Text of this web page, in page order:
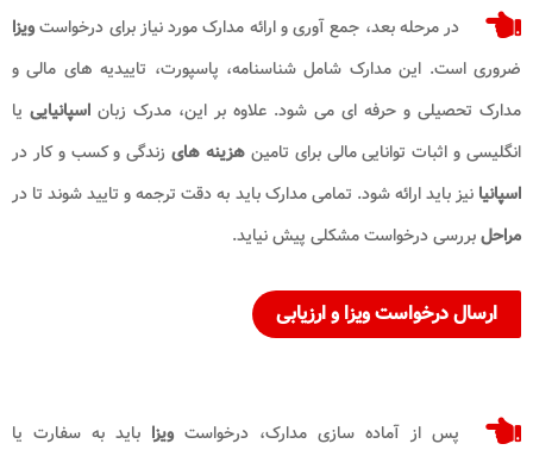
در مرحله بعد، جمع آوری و ارائه مدارک مورد نیاز برای درخواستویزا
ضروری است. این مدارک شامل شناسنامه، پاسپورت، تاییدیه های مالی و
مدارک تحصیلی و حرفه ای می شود. علاوه بر این، مدرک زبان اسپانیایی یا
انگلیسی و اثبات توانایی مالی برای تامین هزینه های زندگی و کسب و کار در
اسپانیانیز باید ارائه شود. تمامی مدارک باید به دقت ترجمه و تایید شوند تا در
مراحلبررسی درخواست مشکلی پیش نیاید.
ارسال درخواست ویزا و ارزیابی
پس از آماده سازی مدارک، درخواست ویزا باید به سفارت یا